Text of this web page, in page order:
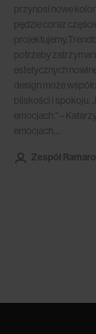
przynosi nowe
pędzie coraz
potrzeby
estetycznych
design może
bliskości i spokoju.
emocjach.” –
emocjach,...
Zespół Ramaro